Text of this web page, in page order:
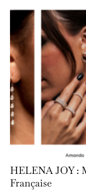
HELENA JOY :
Française